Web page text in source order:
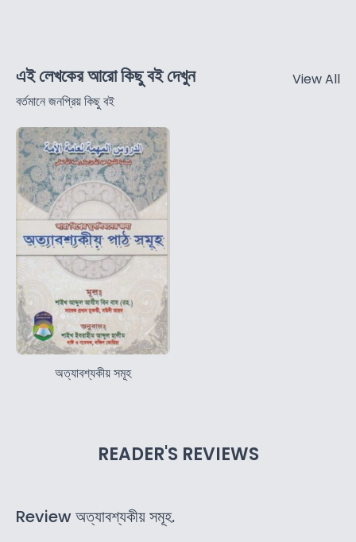
এই লেখকের আরো কিছু বই দেখুন
বর্তমানে জনপ্রিয় কিছু বই
View All
অত্যাবশ্যকীয় সমূহ
READER'S REVIEWS
Review অত্যাবশ্যকীয় সমূহ.